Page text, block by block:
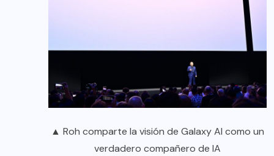
▲ Roh comparte la visión de Galaxy AI como un
verdadero compañero de IA